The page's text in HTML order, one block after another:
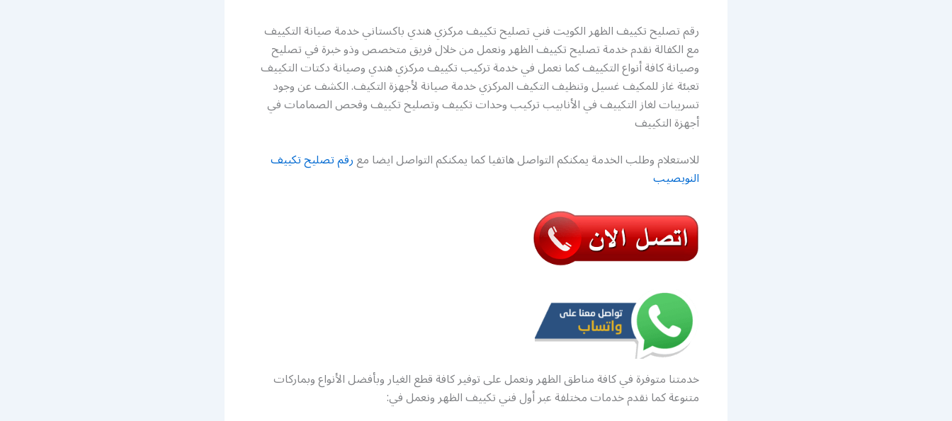
رقم تصليح تكييف الظهر الكويت فني تصليح تكييف مركزي هندي باكستاني خدمة صيانة التكييف
مع الكفالة نقدم خدمة تصليح تكييف الظهر ونعمل من خلال فريق متخصص وذو خبرة في تصليح
وصيانة كافة أنواع التكييف كما نعمل في خدمة تركيب تكييف مركزي هندي وصيانة دكتات التكييف
تعبئة غاز للمكيف غسيل وتنظيف التكيف المركزي خدمة صيانة لأجهزة التكيف. الكشف عن وجود
تسريبات لغاز التكييف في الأنابيب تركيب وحدات تكييف وتصليح تكييف وفحص الصمامات في
أجهزة التكييف
للاستعلام وطلب الخدمة يمكنكم التواصل هاتفيا كما يمكنكم التواصل ايضا معرقم تصليح تكييف
النويصيب
خدمتنا متوفرة في كافة مناطق الظهر ونعمل على توفير كافة قطع الغيار وبأفضل الأنواع وبماركات
متنوعة كما نقدم خدمات مختلفة عبر أول فني تكييف الظهر ونعمل في: